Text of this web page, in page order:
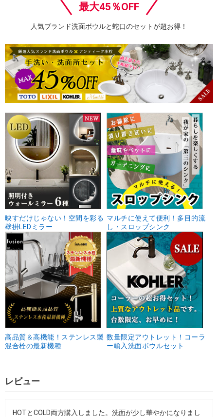
最大45％OFF
人気ブランド洗面ボウルと蛇口のセットが超お得！
映すだけじゃない！空間を彩る
壁掛LEDミラー
マルチに使えて便利！多目的流
し・スロップシンク
高品質＆高機能！ステンレス製
混合栓の最新機種
数量限定アウトレット！コーラ
ー輸入洗面ボウルセット
レビュー
HOTとCOLD両方購入しました。洗面が少し華やかになりまし